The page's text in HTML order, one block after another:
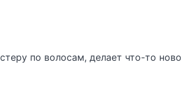
по волосам, делает что-то